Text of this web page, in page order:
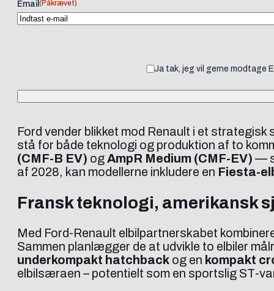
Email (Påkrævet)
Ja tak, jeg vil gerne modtage
Ford vender blikket mod Renault i et
stå for både teknologi og produktion af to
(CMF-B EV) ogAmpR Medium (CMF-EV) —
af 2028, kan modellerne inkludere en Fiesta-
Fransk teknologi, amerikansk
Med Ford-Renault elbilpartnerskabet
Sammen planlægger de at udvikle to elbiler
underkompakt hatchback og en kompakt
elbilsæraen – potentielt som en sportslig ST-